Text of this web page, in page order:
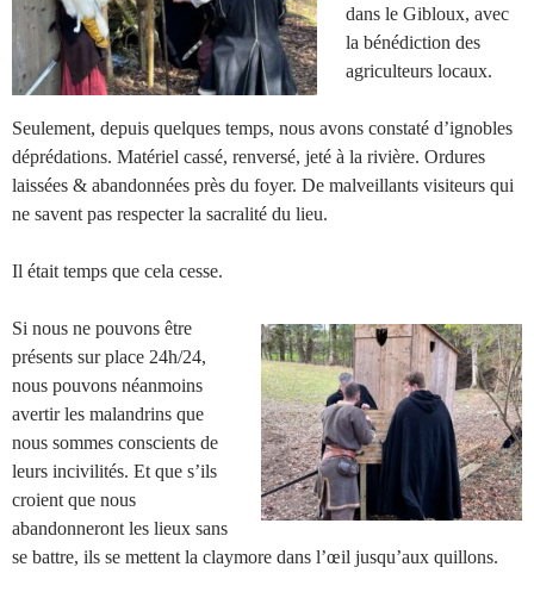
dans le Gibloux, avec
la bénédiction des
agriculteurs locaux.
Seulement, depuis quelques temps, nous avons constaté d’ignobles
déprédations. Matériel cassé, renversé, jeté à la rivière. Ordures
laissées & abandonnées près du foyer. De malveillants visiteurs qui
ne savent pas respecter la sacralité du lieu.
Il était temps que cela cesse.
Si nous ne pouvons être
présents sur place 24h/24,
nous pouvons néanmoins
avertir les malandrins que
nous sommes conscients de
leurs incivilités. Et que s’ils
croient que nous
abandonneront les lieux sans
se battre, ils se mettent la claymore dans l’œil jusqu’aux quillons.